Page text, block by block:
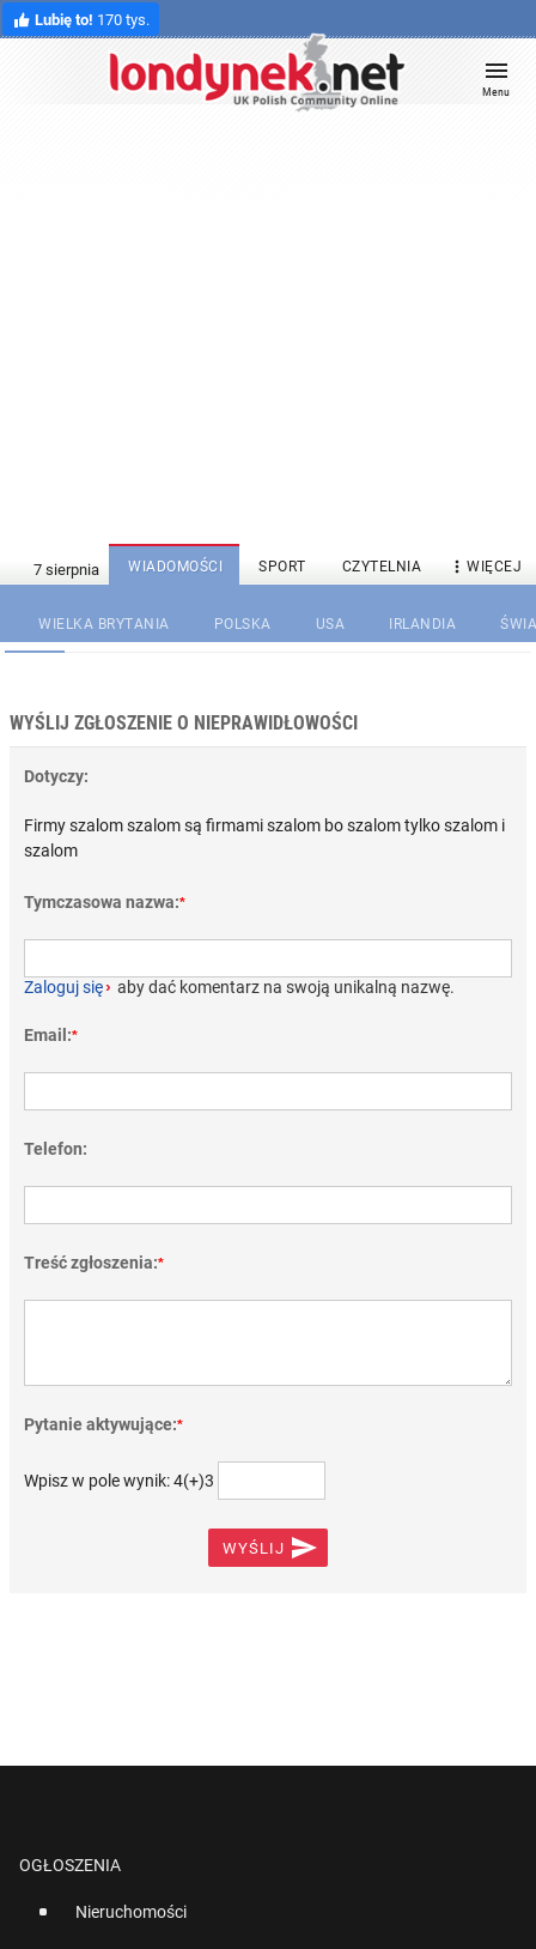
Lubię to! 170 tys.
Menu
WIADOMOŚCI SPORT CZYTELNIA  WIĘCEJ
WIELKA BRYTANIA POLSKA USA IRLANDIA
WYŚLIJ ZGŁOSZENIE O NIEPRAWIDŁOWOŚCI
Dotyczy:
Firmy szalom szalom są firmami szalom bo szalom tylko szalom i
szalom
Tymczasowa nazwa:*
Zaloguj się› aby dać komentarz na swoją unikalną nazwę.
Email:*
Telefon:
Treść zgłoszenia:*
Pytanie aktywujące:*
Wpisz w pole wynik: 4(+)3
WYŚLIJ 
OGŁOSZENIA
Nieruchomości